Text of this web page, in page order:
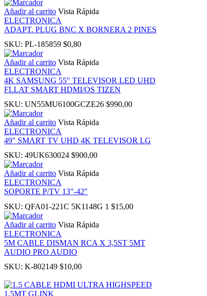
Añadir al carrito Vista Rápida
ELECTRONICA
ADAPT. PLUG BNC X BORNERA 2 PINES
SKU: PL-185859 $0,80
Añadir al carrito Vista Rápida
ELECTRONICA
4K SAMSUNG 55″ TELEVISOR LED UHD
FLLAT SMART HDMI/OS TIZEN
SKU: UN55MU6100GCZE26 $990,00
Añadir al carrito Vista Rápida
ELECTRONICA
49″ SMART TV UHD 4K TELEVISOR LG
SKU: 49UK630024 $900,00
Añadir al carrito Vista Rápida
ELECTRONICA
SOPORTE P/TV 13″-42″
SKU: QFA01-221C 5K1148G 1 $15,00
Añadir al carrito Vista Rápida
ELECTRONICA
5M CABLE DISMAN RCA X 3,5ST 5MT
AUDIO PRO AUDIO
SKU: K-802149 $10,00